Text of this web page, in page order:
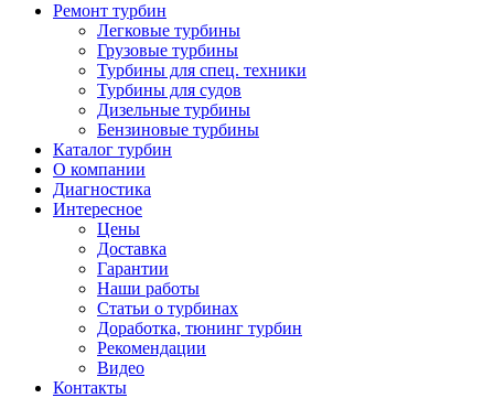
Ремонт турбин
Легковые турбины
Грузовые турбины
Турбины для спец. техники
Турбины для судов
Дизельные турбины
Бензиновые турбины
Каталог турбин
О компании
Диагностика
Интересное
Цены
Доставка
Гарантии
Наши работы
Статьи о турбинах
Доработка, тюнинг турбин
Рекомендации
Видео
Контакты